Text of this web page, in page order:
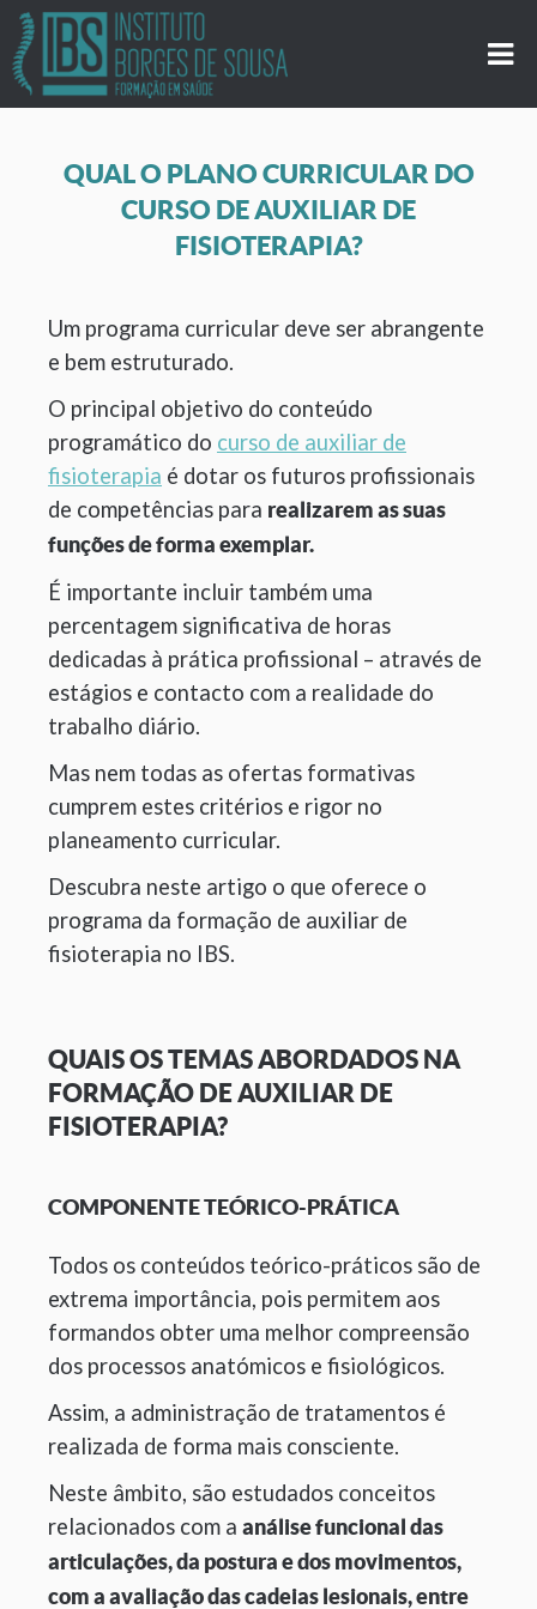
QUAL O PLANO CURRICULAR DO
CURSO DE AUXILIAR DE
FISIOTERAPIA?
Um programa curricular deve ser abrangente
e bem estruturado.
O principal objetivo do conteúdo
programático do curso de auxiliar de
fisioterapia é dotar os futuros profissionais
de competências para realizarem as suas
funções de forma exemplar.
É importante incluir também uma
percentagem significativa de horas
dedicadas à prática profissional – através de
estágios e contacto com a realidade do
trabalho diário.
Mas nem todas as ofertas formativas
cumprem estes critérios e rigor no
planeamento curricular.
Descubra neste artigo o que oferece o
programa da formação de auxiliar de
fisioterapia no IBS.
QUAIS OS TEMAS ABORDADOS NA
FORMAÇÃO DE AUXILIAR DE
FISIOTERAPIA?
COMPONENTE TEÓRICO-PRÁTICA
Todos os conteúdos teórico-práticos são de
extrema importância, pois permitem aos
formandos obter uma melhor compreensão
dos processos anatómicos e fisiológicos.
Assim, a administração de tratamentos é
realizada de forma mais consciente.
Neste âmbito, são estudados conceitos
relacionados com a análise funcional das
articulações, da postura e dos movimentos,
com a avaliação das cadeias lesionais, entre